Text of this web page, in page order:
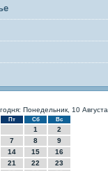
Понедельник, 10 Августа
Пт Сб Вс
1
2
7 8
9
14 15
16
21 22
23